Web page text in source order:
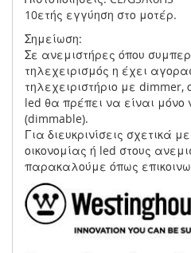
10ετής εγγύηση στο μοτέρ.
Σημείωση:
Σε ανεμιστήρες όπου
τηλεχειρισμός η έχει
τηλεχειριστήριο με dimmer,
led θα πρέπει να είναι μόνο
(dimmable).
Για διευκρινίσεις σχετικά
οικονομίας ή led στους
παρακαλούμε όπως